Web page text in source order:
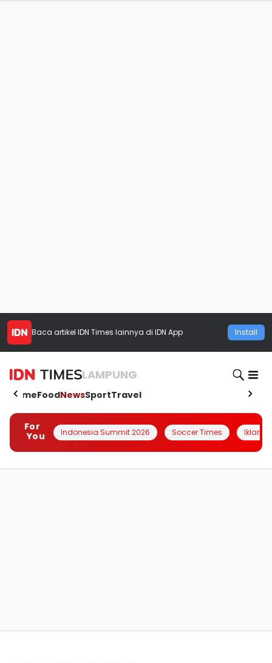
Baca artikel IDN Times lainnya di IDN App Install
LAMPUNG
HomeFoodNewsSportTravel
For
You
Indonesia Summit 2026 Soccer Times Iklanin